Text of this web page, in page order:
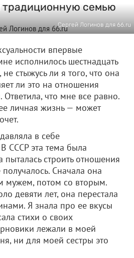
традиционную семью
Сергей Логинов для 66.ru
впервые
исполнилось шестнадцать
стыжусь ли я того, что она
ли это на отношения
что мне все равно.
личная жизнь — может
в себе
В СССР эта тема была
строить отношения
Сначала она
мужем, потом со вторым.
девяти лет, она перестала
Я знала про ее вкусы
стихи о своих
лежали в моей
ни для моей сестры это